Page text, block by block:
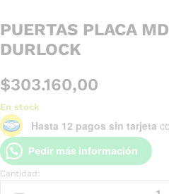
PUERTAS PLACA
DURLOCK
$303.160,00
En stock
Hasta 12 pagos sin tarjeta
Pedir más información
Cantidad: